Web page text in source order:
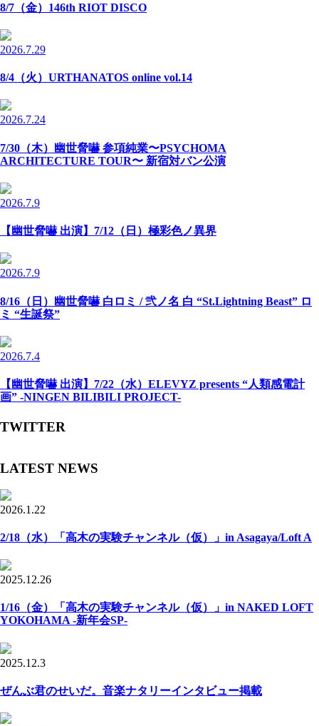
8/7（金）146th RIOT DISCO
2026.7.29
8/4（火）URTHANATOS online vol.14
2026.7.24
7/30（木）幽世脅嚇 参項純業〜PSYCHOMA
ARCHITECTURE TOUR〜 新宿対バン公演
2026.7.9
【幽世脅嚇 出演】7/12（日）極彩色ノ異界
2026.7.9
8/16（日）幽世脅嚇 白ロミ / 弐ノ名 白 “St.Lightning Beast” ロ
ミ “生誕祭”
2026.7.4
【幽世脅嚇 出演】7/22（水）ELEVYZ presents “人類感電計
画” -NINGEN BILIBILI PROJECT-
TWITTER
LATEST NEWS
2026.1.22
2/18（水）「高木の実験チャンネル（仮）」in Asagaya/Loft A
2025.12.26
1/16（金）「高木の実験チャンネル（仮）」in NAKED LOFT
YOKOHAMA -新年会SP-
2025.12.3
ぜんぶ君のせいだ。音楽ナタリーインタビュー掲載